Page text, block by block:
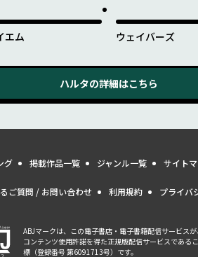
エム ウェイバーズ
ハルタの詳細はこちら
グ 掲載作品一覧 ジャンル一覧 サイト
ご質問 / お問い合わせ 利用規約 プライバ
ABJマークは、この電子書店・電子書籍配信サービス
コンテンツ使用許諾を得た正規版配信サービスである
標（登録番号 第6091713号）です。